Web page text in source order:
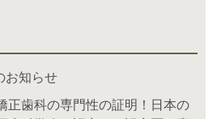
お知らせ
正歯科の専門性の証明！日本の